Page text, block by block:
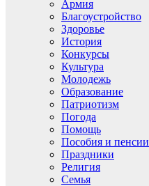
Армия
Благоустройство
Здоровье
История
Конкурсы
Культура
Молодежь
Образование
Патриотизм
Погода
Помощь
Пособия и пенсии
Праздники
Религия
Семья